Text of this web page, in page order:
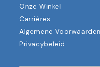
Onze Winkel
Carrières
Algemene Voorwaarden
Privacybeleid